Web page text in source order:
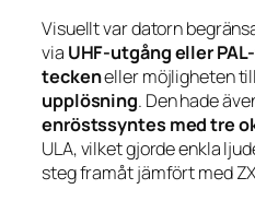
Visuellt var datorn
via UHF-utgång eller
teckeneller möjligheten
upplösning. Den hade
enröstssyntes med tre
ULA, vilket gjorde enkla
steg framåt jämfört med